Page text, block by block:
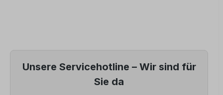
Unsere Servicehotline – Wir sind für
Sie da